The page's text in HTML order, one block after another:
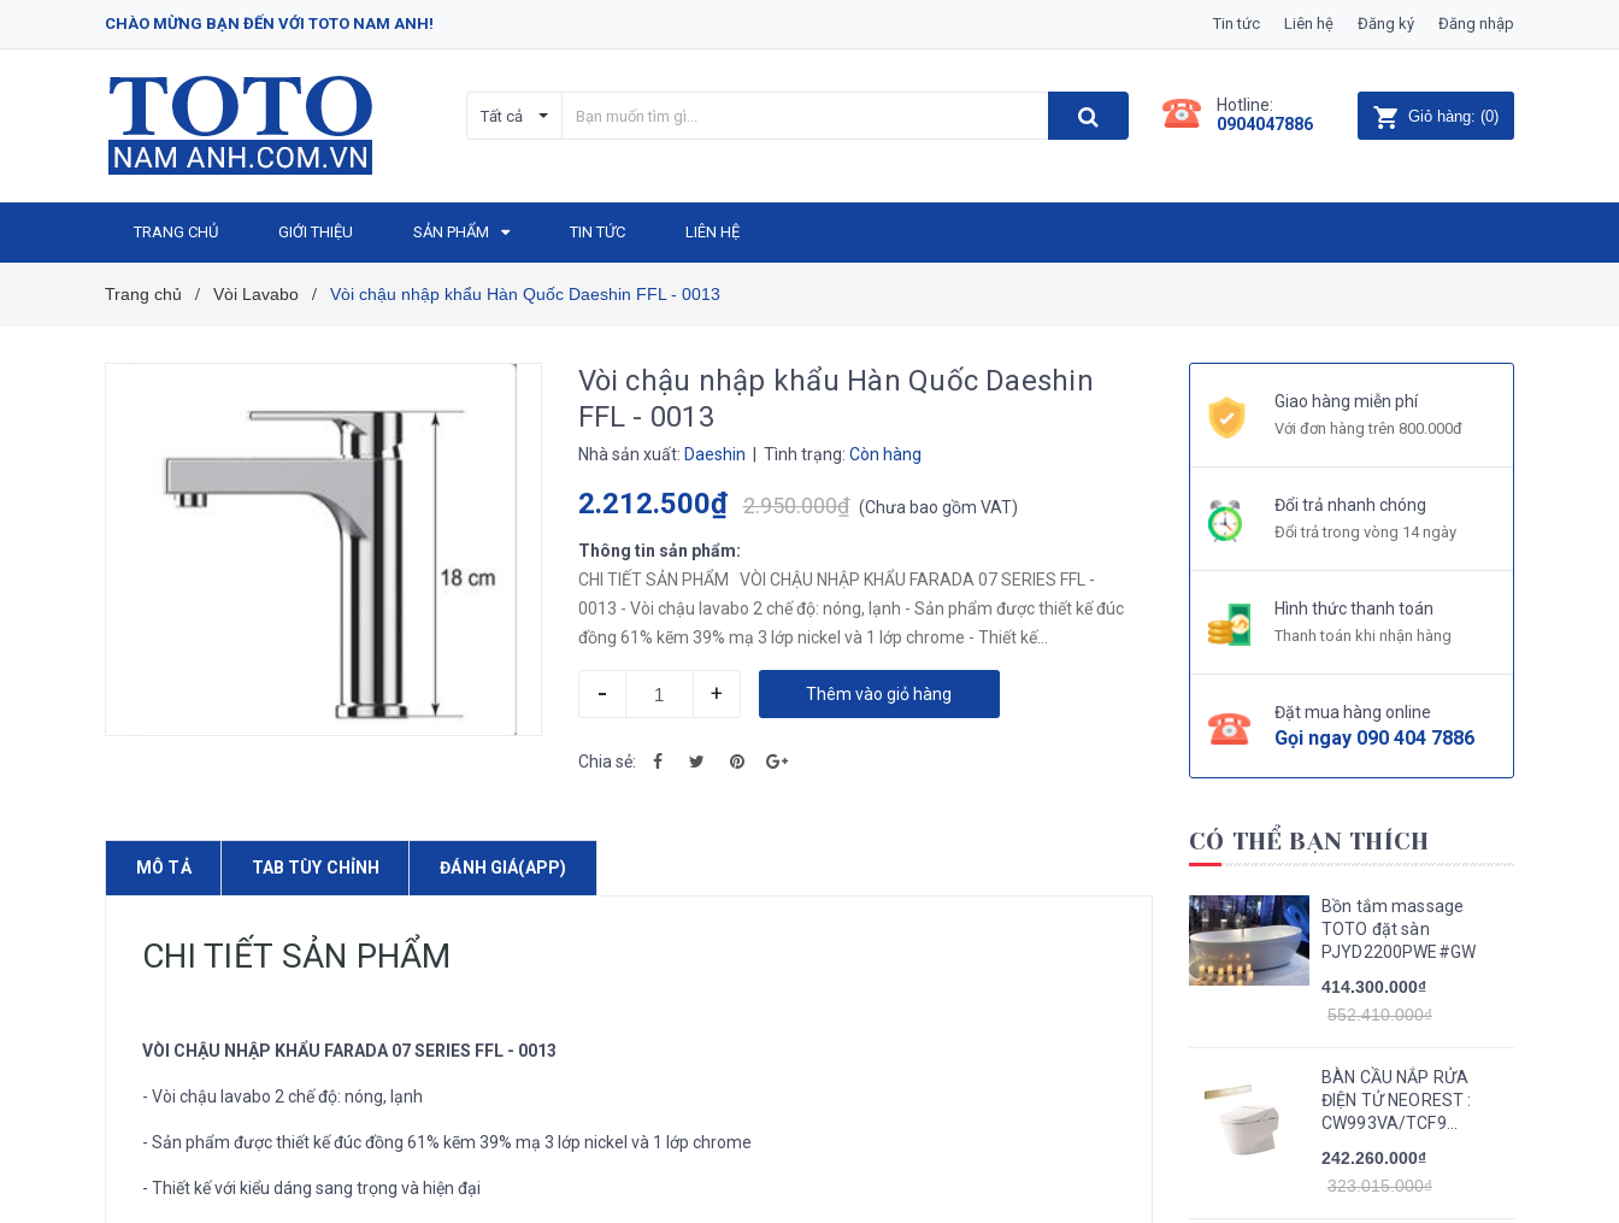
CHÀO MỪNG BẠN ĐẾN VỚI TOTO NAM ANH! Tin tức Liên hệ Đăng ký Đăng nhập
Tất cả
Hotline:
0904047886
Giỏ hàng: (0)
TRANG CHỦ GIỚI THIỆU SẢN PHẨM TIN TỨC LIÊN HỆ
Trang chủ / Vòi Lavabo / Vòi chậu nhập khẩu Hàn Quốc Daeshin FFL - 0013
Vòi chậu nhập khẩu Hàn Quốc Daeshin
FFL - 0013
Nhà sản xuất: Daeshin | Tình trạng: Còn hàng
2.212.500₫ 2.950.000₫ (Chưa bao gồm VAT)
Thông tin sản phẩm:
CHI TIẾT SẢN PHẨM VÒI CHẬU NHẬP KHẨU FARADA 07 SERIES FFL -
0013 - Vòi chậu lavabo 2 chế độ: nóng, lạnh - Sản phẩm được thiết kế đúc
đồng 61% kẽm 39% mạ 3 lớp nickel và 1 lớp chrome - Thiết kế...
- + Thêm vào giỏ hàng
Chia sẻ:
MÔ TẢ TAB TÙY CHỈNH ĐÁNH GIÁ(APP)
CHI TIẾT SẢN PHẨM
VÒI CHẬU NHẬP KHẨU FARADA 07 SERIES FFL - 0013
- Vòi chậu lavabo 2 chế độ: nóng, lạnh
- Sản phẩm được thiết kế đúc đồng 61% kẽm 39% mạ 3 lớp nickel và 1 lớp chrome
- Thiết kế với kiểu dáng sang trọng và hiện đại
Giao hàng miễn phí
Với đơn hàng trên 800.000đ
Đổi trả nhanh chóng
Đổi trả trong vòng 14 ngày
Hình thức thanh toán
Thanh toán khi nhận hàng
Đặt mua hàng online
Gọi ngay 090 404 7886
CÓ THỂ BẠN THÍCH
Bồn tắm massage
TOTO đặt sàn
PJYD2200PWE#GW
414.300.000₫
552.410.000₫
BÀN CẦU NẮP RỬA
ĐIỆN TỬ NEOREST :
CW993VA/TCF9...
242.260.000₫
323.015.000₫